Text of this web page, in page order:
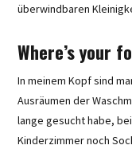
überwindbaren
Where’s your
In meinem Kopf sind
Ausräumen der
lange gesucht habe,
Kinderzimmer noch